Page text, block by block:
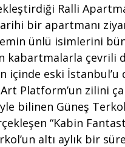
Ralli
bir apartmanı
ünlü isimlerini
kabartmalarla çevrili
içinde eski
Platform’un zilini
bilinen Güneş
“Kabin
altı aylık bir